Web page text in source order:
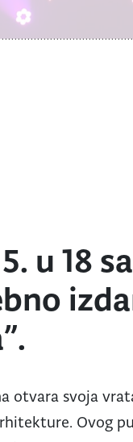
u 18
otvara svoja
Ovog